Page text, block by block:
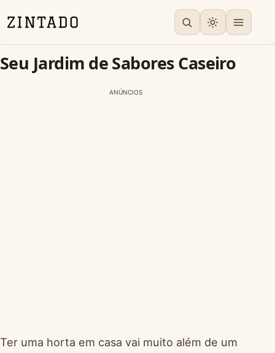
Seu Jardim de Sabores Caseiro
ANÚNCIOS
Ter uma horta em casa vai muito além de um